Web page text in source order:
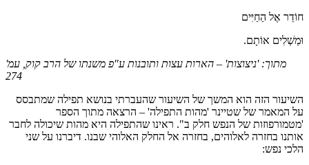
חוֹדֵר אֶל הַחַיִּים
וּמַשְׁלִים אוֹתָם.
מתוך: 'ניצוצות' – הארות עצות ותובנות ע"פ משנתו של הרב קוק, עמ'
274
השיעור הזה הוא המשך של השיעור שהעברתי בנושא תפילה שמתבסס
על המאמר של שטיינר 'מהות התפילה' – הרצאה מתוך הספר
'מטמורפוזות של הנפש חלק ב". ראינו שהתפילה היא מהות שיכולה לחבר
אותנו בחזרה לאלוהים, בחזרה אל החלק האלוהי שבנו. דיברנו על שני
הלכי נפש: